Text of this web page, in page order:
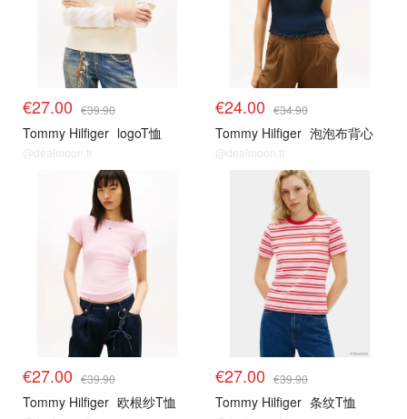
€27.00 €39.90
Tommy Hilfiger logoT恤
@dealmoon.fr
€24.00 €34.90
Tommy Hilfiger 泡泡布背心
@dealmoon.fr
€27.00 €39.90
Tommy Hilfiger 欧根纱T恤
€27.00 €39.90
Tommy Hilfiger 条纹T恤